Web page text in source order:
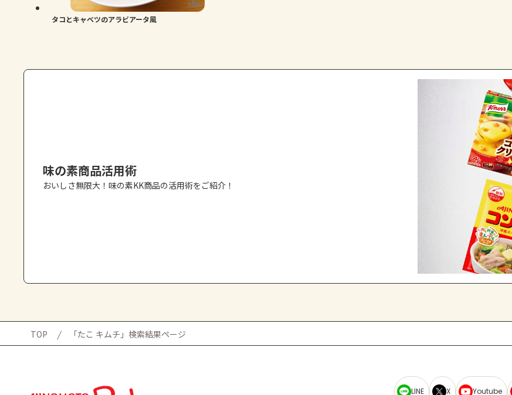
タコとキャベツのアラビアータ風
味の素商品活用術
おいしさ無限大！味の素KK商品の活用術をご紹介！
TOP 「たこ キムチ」検索結果ページ
LINE X Youtube